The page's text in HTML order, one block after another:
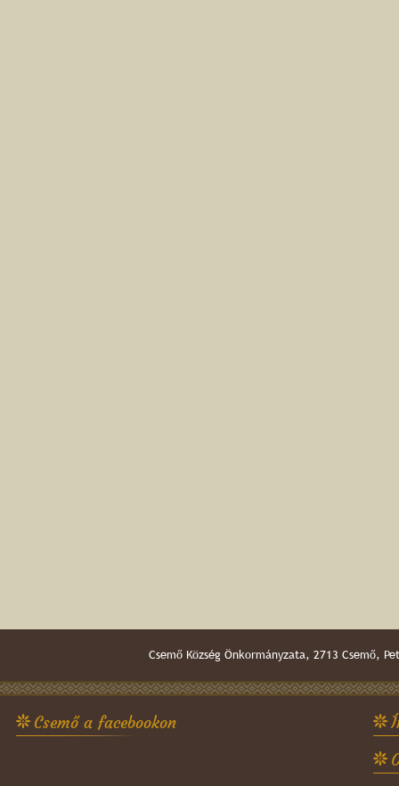
Csemő Község Önkormányzata, 2713
Csemő a facebookon